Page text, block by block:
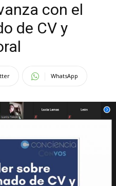
con el
de CV y
WhatsApp